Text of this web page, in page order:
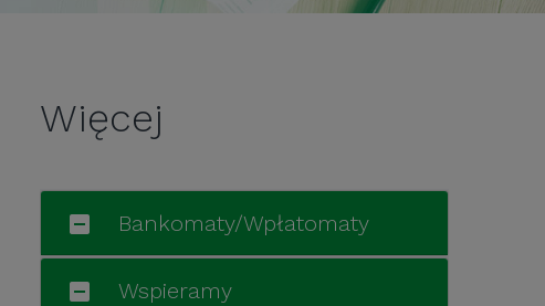
Więcej
Bankomaty/Wpłatomaty
Wspieramy